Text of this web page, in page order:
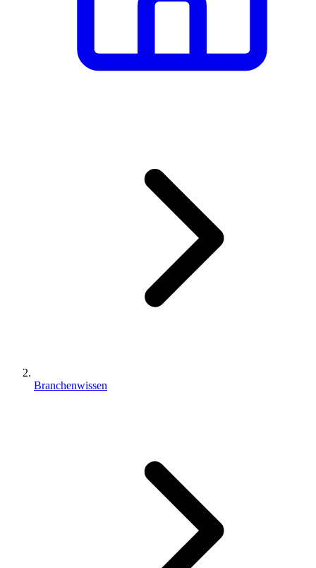
Branchenwissen